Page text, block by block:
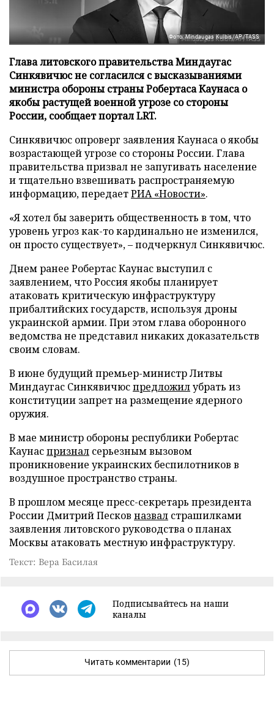
Фото: Mindaugas Kulbis/AP/TASS
Глава литовского правительства Миндаугас
Синкявичюс не согласился с высказываниями
министра обороны страны Робертаса Каунаса о
якобы растущей военной угрозе со стороны
России, сообщает портал LRT.
Синкявичюс опроверг заявления Каунаса о якобы
возрастающей угрозе со стороны России. Глава
правительства призвал не запугивать население
и тщательно взвешивать распространяемую
информацию, передаетРИА «Новости».
«Я хотел бы заверить общественность в том, что
уровень угроз как-то кардинально не изменился,
он просто существует», – подчеркнул Синкявичюс.
Днем ранее Робертас Каунас выступил с
заявлением, что Россия якобы планирует
атаковать критическую инфраструктуру
прибалтийских государств, используя дроны
украинской армии. При этом глава оборонного
ведомства не представил никаких доказательств
своим словам.
В июне будущий премьер-министр Литвы
Миндаугас Синкявичюспредложилубрать из
конституции запрет на размещение ядерного
оружия.
В мае министр обороны республики Робертас
Каунаспризнал серьезным вызовом
проникновение украинских беспилотников в
воздушное пространство страны.
В прошлом месяце пресс-секретарь президента
России Дмитрий Песков назвал страшилками
заявления литовского руководства о планах
Москвы атаковать местную инфраструктуру.
Текст: Вера Басилая
Подписывайтесь на наши
каналы
Читать комментарии (15)